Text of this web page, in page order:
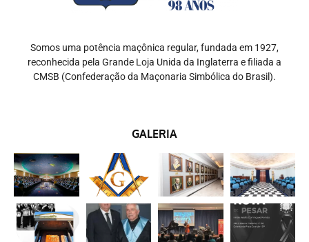
Somos uma potência maçônica regular, fundada em 1927,
reconhecida pela Grande Loja Unida da Inglaterra e filiada a
CMSB (Confederação da Maçonaria Simbólica do Brasil).
GALERIA